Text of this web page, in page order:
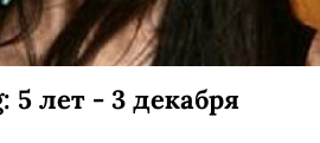
5 лет - 3 декабря